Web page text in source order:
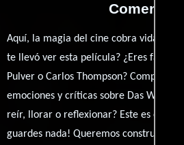
Aquí, la magia del cine cobra vida a
te llevó ver esta película? ¿Eres fan de
Pulver o Carlos Thompson? Comparte
emociones y críticas sobre Das
reír, llorar o reflexionar? Este es el
guardes nada! Queremos construir una